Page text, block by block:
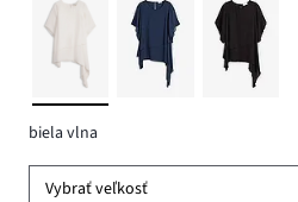
biela vlna
Vybrať veľkosť